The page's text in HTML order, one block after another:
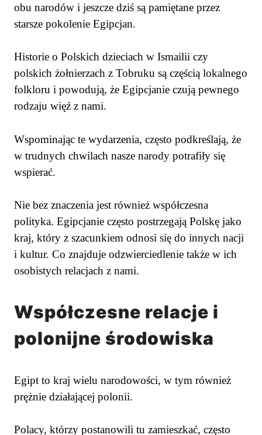
obu narodów i jeszcze dziś są pamiętane przez
starsze pokolenie Egipcjan.
Historie o Polskich dzieciach w Ismailii czy
polskich żołnierzach z Tobruku są częścią lokalnego
folkloru i powodują, że Egipcjanie czują pewnego
rodzaju więź z nami.
Wspominając te wydarzenia, często podkreślają, że
w trudnych chwilach nasze narody potrafiły się
wspierać.
Nie bez znaczenia jest również współczesna
polityka. Egipcjanie często postrzegają Polskę jako
kraj, który z szacunkiem odnosi się do innych nacji
i kultur. Co znajduje odzwierciedlenie także w ich
osobistych relacjach z nami.
Współczesne relacje i
polonijne środowiska
Egipt to kraj wielu narodowości, w tym również
prężnie działającej polonii.
Polacy, którzy postanowili tu zamieszkać, często